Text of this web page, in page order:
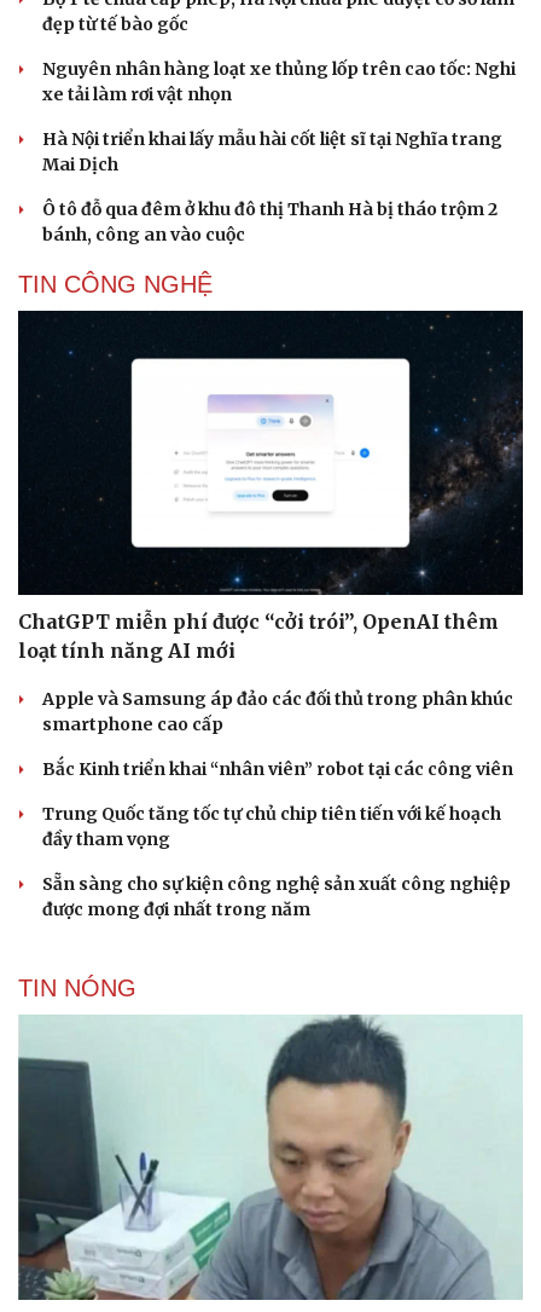
đẹp từ tế bào gốc
Nguyên nhân hàng loạt xe thủng lốp trên cao tốc: Nghi
xe tải làm rơi vật nhọn
Hà Nội triển khai lấy mẫu hài cốt liệt sĩ tại Nghĩa trang
Mai Dịch
Ô tô đỗ qua đêm ở khu đô thị Thanh Hà bị tháo trộm 2
bánh, công an vào cuộc
TIN CÔNG NGHỆ
ChatGPT miễn phí được “cởi trói”, OpenAI thêm
loạt tính năng AI mới
Apple và Samsung áp đảo các đối thủ trong phân khúc
smartphone cao cấp
Bắc Kinh triển khai “nhân viên” robot tại các công viên
Trung Quốc tăng tốc tự chủ chip tiên tiến với kế hoạch
đầy tham vọng
Sẵn sàng cho sự kiện công nghệ sản xuất công nghiệp
được mong đợi nhất trong năm
TIN NÓNG